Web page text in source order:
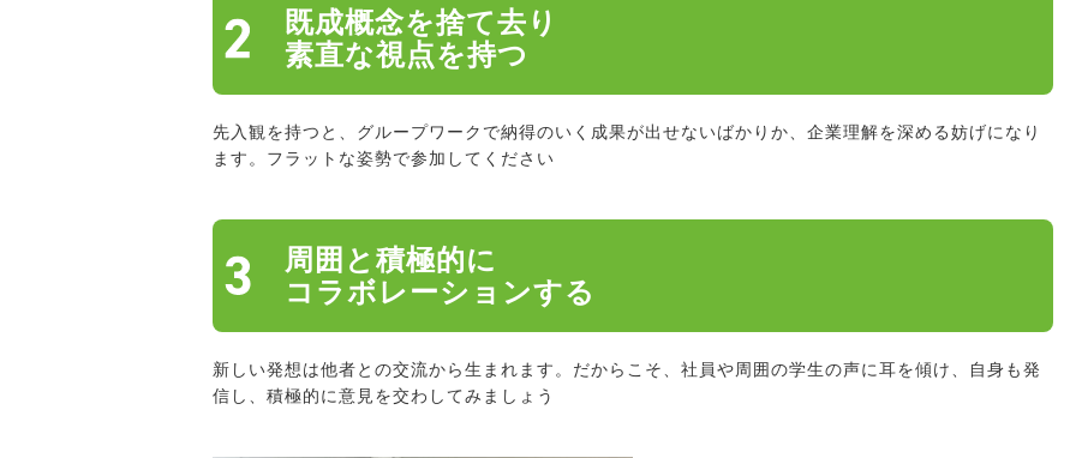
既成概念を捨て去り
素直な視点を持つ
先入観を持つと、グループワークで納得のいく成果が出せないばかりか、企業理解を深める妨げになり
ます。フラットな姿勢で参加してください
周囲と積極的に
コラボレーションする
新しい発想は他者との交流から生まれます。だからこそ、社員や周囲の学生の声に耳を傾け、自身も発
信し、積極的に意見を交わしてみましょう